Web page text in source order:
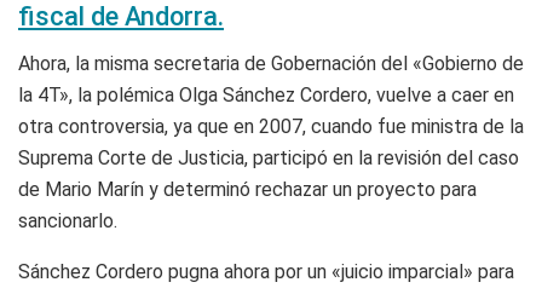
fiscal de Andorra.
Ahora, la misma secretaria de Gobernación del «Gobierno de
la 4T», la polémica Olga Sánchez Cordero, vuelve a caer en
otra controversia, ya que en 2007, cuando fue ministra de la
Suprema Corte de Justicia, participó en la revisión del caso
de Mario Marín y determinó rechazar un proyecto para
sancionarlo.
Sánchez Cordero pugna ahora por un «juicio imparcial» para